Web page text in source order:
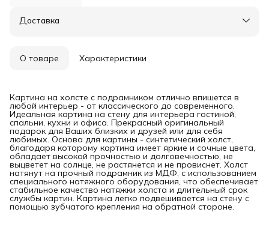
Доставка
О товаре Характеристики
Картина на холсте с подрамником отлично впишется в
любой интерьер - от классического до современного.
Идеальная картина на стену для интерьера гостиной,
спальни, кухни и офиса. Прекрасный оригинальный
подарок для Ваших близких и друзей или для себя
любимых. Основа для картины - синтетический холст,
благодаря которому картина имеет яркие и сочные цвета,
обладает высокой прочностью и долговечностью, не
выцветет на солнце, не растянется и не провиснет. Холст
натянут на прочный подрамник из МДФ, с использованием
специального натяжного оборудования, что обеспечивает
стабильное качество натяжки холста и длительный срок
службы картин. Картина легко подвешивается на стену с
помощью зубчатого крепления на обратной стороне.